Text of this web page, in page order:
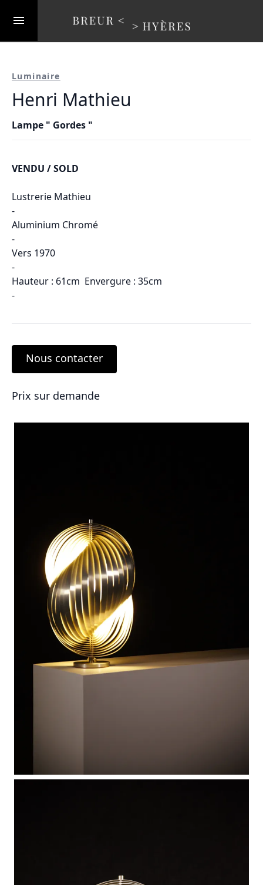
Luminaire
Henri Mathieu
Lampe " Gordes "
VENDU / SOLD
Lustrerie Mathieu
-
Aluminium Chromé
-
Vers 1970
-
Hauteur : 61cm Envergure : 35cm
-
Nous contacter
Prix sur demande